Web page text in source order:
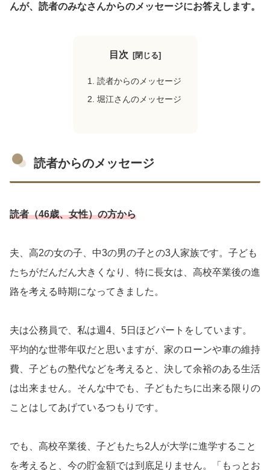
んが、読者のみなさんからのメッセージにお答えします。
目次
読者からのメッセージ
堀江さんのメッセージ
読者からのメッセージ
読者（46歳、女性）の方から
夫、高2の女の子、中3の男の子との3人家族です。子ども
たちがだんだん大きくなり、特に長女は、高校卒業後の進
路を考える時期になってきました。
夫は公務員で、私は週4、5日ほどパートをしています。
平均的な世帯年収だと思いますが、家のローンや車の維持
費、子どもの塾代などを考えると、決して余裕のある生活
は出来ません。そんな中でも、子どもたちに出来る限りの
ことはしてあげているつもりです。
でも、高校卒業後、子どもたち2人が大学に進学すること
を考えると、今の貯金額では到底足りません。「もっとお
感想・声を送る
中部電力